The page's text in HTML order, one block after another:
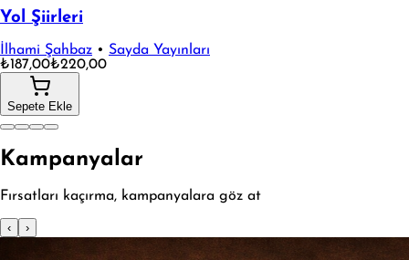
Yol Şiirleri
İlhami Şahbaz • Sayda Yayınları
₺187,00₺220,00
Sepete Ekle
Kampanyalar
Fırsatları kaçırma, kampanyalara göz at
‹ ›